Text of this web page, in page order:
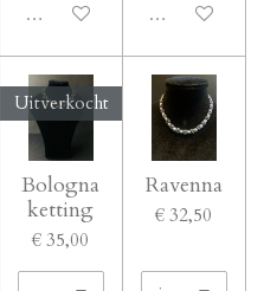
Uitgeschakeld Uitgeschakeld
Uitverkocht
Bologna
ketting
€ 35,00
Ravenna
€ 32,50